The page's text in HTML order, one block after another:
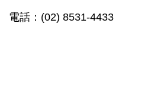
電話：(02) 8531-4433